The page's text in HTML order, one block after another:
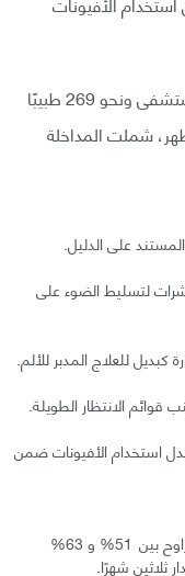
شملت الدراسة أربعة أقسام طوارئ في المستشفى ونحو 269 طبيبًا
شملت المداخلة
على الدليل.
لتسليط الضوء على
كبديل للعلاج المدبر للألم.
قوائم الانتظار الطويلة.
استخدام الأفيونات ضمن
تقلل هذه المداخلة من وصف الأفيونات بنسبة تتراوح بين 51% و 63%
ثلاثين شهرًا.